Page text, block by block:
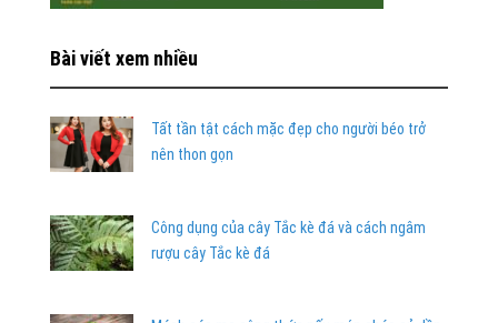
Bài viết xem nhiều
Tất tần tật cách mặc đẹp cho người béo trở
nên thon gọn
Công dụng của cây Tắc kè đá và cách ngâm
rượu cây Tắc kè đá